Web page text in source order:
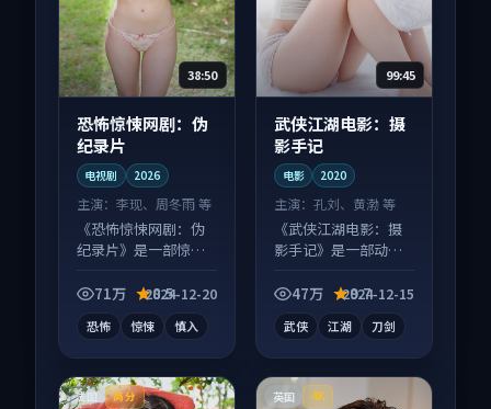
38:50
恐怖惊悚网剧：伪
纪录片
电视剧 2026
主演： 李现、周冬雨 等
《恐怖惊悚网剧：伪
纪录片》是一部惊悚
叙事并行，细节值得
71万 8.5
2024-12-20
恐怖 惊悚 慎入
99:45
武侠江湖电影：摄
影手记
电影 2020
主演：孔刘、黄渤 等
《武侠江湖电影：摄
影手记》是一部动作
事并行，细节值得二
47万 9.7
2024-12-15
武侠 江湖 刀剑
法国 高分 英国 4K